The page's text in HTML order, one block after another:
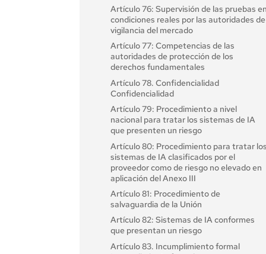
Artículo 22: Representantes autorizados
de los proveedores de sistemas de IA de
alto riesgo
Artículo 23: Obligaciones de los
importadores
Artículo 24: Obligaciones de los
distribuidores
Artículo 25: Responsabilidades a lo largo
de la cadena de valor de la IA
Artículo 26: Obligaciones de los
implantadores de sistemas de IA de alto
riesgo
Artículo 27: Evaluación de impacto sobre
los derechos fundamentales de los
sistemas de IA de alto riesgo
Sección 4: Autoridades de notificación y
organismos notificados
Artículo 28 Autoridades de notificación
un organismo de evaluación de la
Artículo 76: Supervisión de las pruebas en
condiciones reales por las autoridades de
vigilancia del mercado
Artículo 77: Competencias de las
autoridades de protección de los
derechos fundamentales
Artículo 78. Confidencialidad
Confidencialidad
Artículo 79: Procedimiento a nivel
nacional para tratar los sistemas de IA
que presenten un riesgo
Artículo 80: Procedimiento para tratar los
sistemas de IA clasificados por el
proveedor como de riesgo no elevado en
aplicación del Anexo III
Artículo 81: Procedimiento de
salvaguardia de la Unión
Artículo 82: Sistemas de IA conformes
que presentan un riesgo
Artículo 83. Incumplimiento formal